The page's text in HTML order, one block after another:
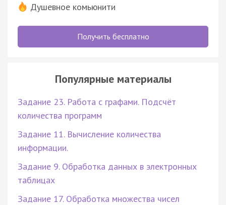
Душевное комьюнити
Получить бесплатно
Популярные материалы
Задание 23. Работа с графами. Подсчёт
количества программ
Задание 11. Вычисление количества
информации.
Задание 9. Обработка данных в электронных
таблицах
Задание 17. Обработка множества чисел